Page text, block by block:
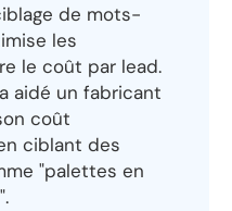
de mots-
les
le coût par lead.
aidé un fabricant
coût
ciblant des
"palettes en